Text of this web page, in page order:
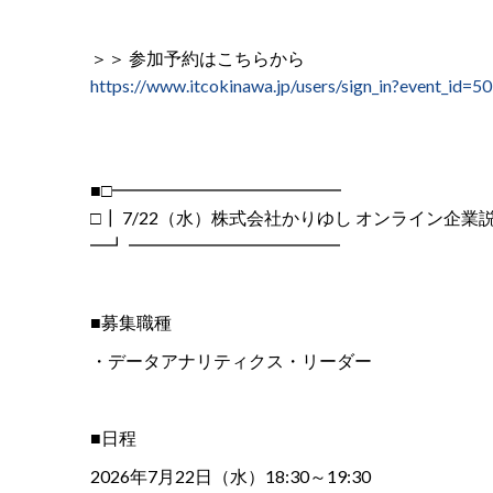
＞＞ 参加予約はこちらから
https://www.itcokinawa.jp/users/sign_in?event_id=50
■□━━━━━━━━━━━━━
□┃ 7/22（水）株式会社かりゆし オンライン企業
━┛ ━━━━━━━━━━━━
■募集職種
・データアナリティクス・リーダー
■日程
2026年7月22日（水）18:30～19:30